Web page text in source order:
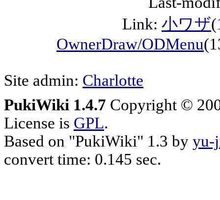
Link: 小ワザ
OwnerDraw/ODMenu
Site admin: Charlotte
PukiWiki 1.4.7 Copyright ©
License is GPL.
Based on "PukiWiki" 1.3 by yu-
convert time: 0.145 sec.